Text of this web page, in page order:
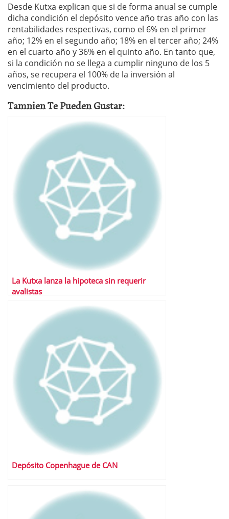
Desde Kutxa explican que si de forma anual se cumple
dicha condición el depósito vence año tras año con las
rentabilidades respectivas, como el 6% en el primer
año; 12% en el segundo año; 18% en el tercer año; 24%
en el cuarto año y 36% en el quinto año. En tanto que,
si la condición no se llega a cumplir ninguno de los 5
años, se recupera el 100% de la inversión al
vencimiento del producto.
Tamnien Te Pueden Gustar:
La Kutxa lanza la hipoteca sin requerir
avalistas
Depósito Copenhague de CAN